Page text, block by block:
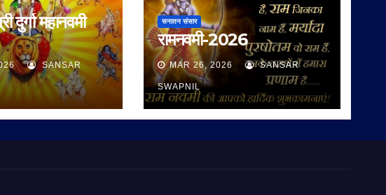
दुर्गा महानवमी
SANSAR
सनातन संसार
रामनवमी-2026
MAR 26, 2026 SANSAR
SWAPNIL